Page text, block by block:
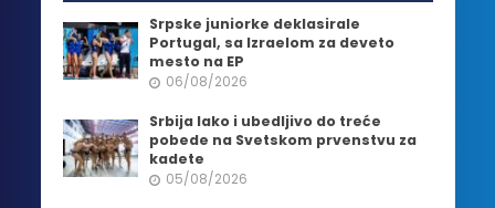
Srpske juniorke deklasirale
Portugal, sa Izraelom za deveto
mesto na EP
06/08/2026
Srbija lako i ubedljivo do treće
pobede na Svetskom prvenstvu za
kadete
05/08/2026